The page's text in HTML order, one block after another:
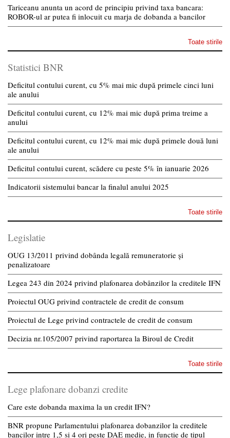
Tariceanu anunta un acord de principiu privind taxa bancara:
ROBOR-ul ar putea fi inlocuit cu marja de dobanda a bancilor
Toate stirile
Statistici BNR
Deficitul contului curent, cu 5% mai mic după primele cinci luni
ale anului
Deficitul contului curent, cu 12% mai mic după prima treime a
anului
Deficitul contului curent, cu 12% mai mic după primele două luni
ale anului
Deficitul contului curent, scădere cu peste 5% în ianuarie 2026
Indicatorii sistemului bancar la finalul anului 2025
Toate stirile
Legislatie
OUG 13/2011 privind dobânda legală remuneratorie și
penalizatoare
Legea 243 din 2024 privind plafonarea dobânzilor la creditele IFN
Proiectul OUG privind contractele de credit de consum
Proiectul de Lege privind contractele de credit de consum
Decizia nr.105/2007 privind raportarea la Biroul de Credit
Toate stirile
Lege plafonare dobanzi credite
Care este dobanda maxima la un credit IFN?
BNR propune Parlamentului plafonarea dobanzilor la creditele
bancilor intre 1,5 si 4 ori peste DAE medie, in functie de tipul